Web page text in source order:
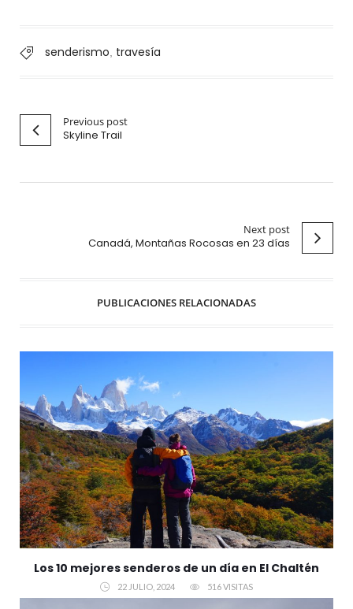
senderismo travesía
Previous post
Skyline Trail
Next post
Canadá, Montañas Rocosas en 23 días
PUBLICACIONES RELACIONADAS
Los 10 mejores senderos de un día en El Chaltén
22 JULIO, 2024 516 VISITAS